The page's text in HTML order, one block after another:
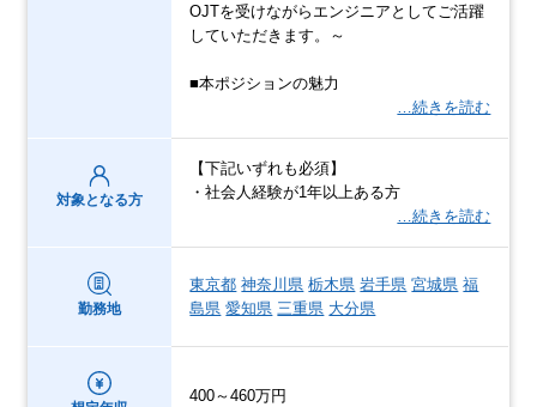
OJTを受けながらエンジニアとしてご活躍
していただきます。～
■本ポジションの魅力
…続きを読む
対象となる方
【下記いずれも必須】
・社会人経験が1年以上ある方
…続きを読む
勤務地
東京都 神奈川県 栃木県 岩手県 宮城県 福
島県 愛知県 三重県 大分県
400～460万円